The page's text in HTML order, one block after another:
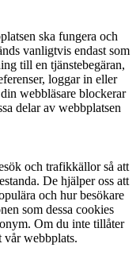
ska fungera och
vanligtvis endast som
till en tjänstebegäran,
loggar in eller
webbläsare blockerar
delar av webbplatsen
och trafikkällor så att
De hjälper oss att
och hur besökare
som dessa cookies
Om du inte tillåter
vår webbplats.